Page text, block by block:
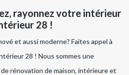
rayonnez votre intérieur
28 !
et aussi moderne? Faites appel à
28 ! Nous sommes une
rénovation de maison, intérieure et